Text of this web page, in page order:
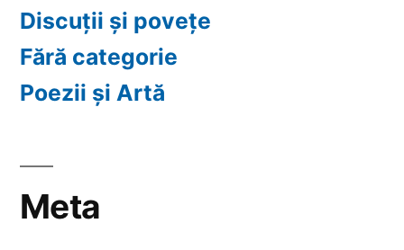
Discuții și povețe
Fără categorie
Poezii și Artă
Meta